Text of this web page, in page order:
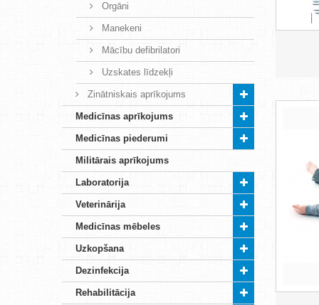
Orgāni
Manekeni
Mācību defibrilatori
Uzskates līdzekļi
Zinātniskais aprīkojums
Medicīnas aprīkojums
Medicīnas piederumi
Militārais aprīkojums
Laboratorija
Veterinārija
Medicīnas mēbeles
Uzkopšana
Dezinfekcija
Rehabilitācija